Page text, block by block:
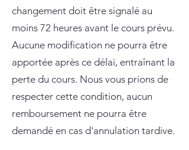
changement doit être signalé au
moins 72 heures avant le cours prévu.
Aucune modification ne pourra être
apportée après ce délai, entraînant la
perte du cours. Nous vous prions de
respecter cette condition, aucun
remboursement ne pourra être
demandé en cas d'annulation tardive.